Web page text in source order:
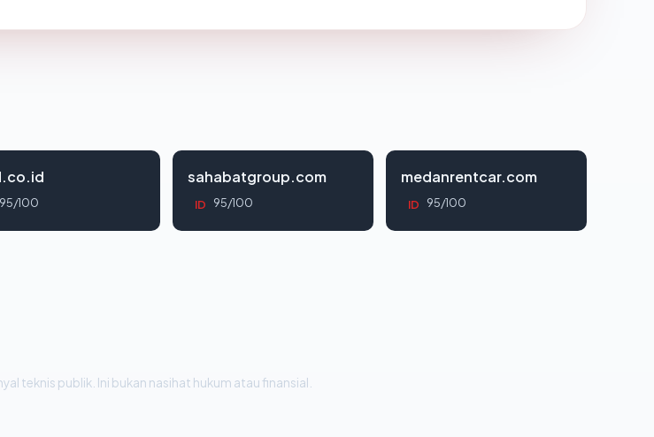
95/100
sahabatgroup.com
ID 95/100
medanrentcar.com
ID 95/100
teknis publik. Ini bukan nasihat hukum atau finansial.